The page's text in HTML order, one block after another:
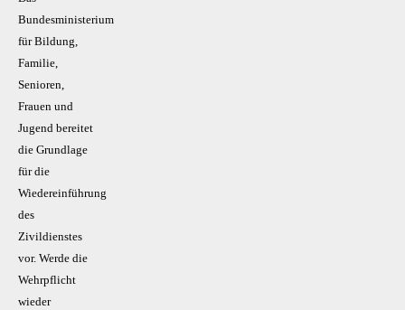
Bundesministerium
für Bildung,
Familie,
Senioren,
Frauen und
Jugend bereitet
die Grundlage
für die
Wiedereinführung
des
Zivildienstes
vor. Werde die
Wehrpflicht
wieder